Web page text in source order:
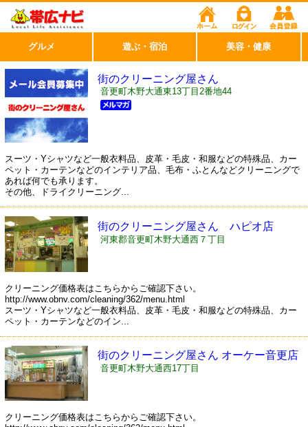
街のクリーニング屋さん
音更町木野大通東13丁目2番地44
スーツ・Yシャツなど一般衣料品、皮革・毛皮・和服などの特殊品、カー
ペット・カーテンなどのインテリア品、毛布・ふとんなどクリーニングで
あれば何でも承ります。
その他、ドライクリーニング...
街のクリーニング屋さん ハピオ店
河東郡音更町木野大通西７丁目
クリーニング価格表はこちらからご確認下さい。
http://www.obnv.com/cleaning/362/menu.html
スーツ・Yシャツなど一般衣料品、皮革・毛皮・和服などの特殊品、カー
ペット・カーテンなどのイン...
街のクリーニング屋さん オーケー音更店
音更町木野大通西17丁目
クリーニング価格表はこちらからご確認下さい。
グルメ 遊ぶ・宿泊 美容・健康